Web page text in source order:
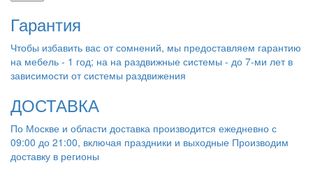
Гарантия
Чтобы избавить вас от сомнений, мы предоставляем гарантию
на мебель - 1 год; на на раздвижные системы - до 7-ми лет в
зависимости от системы раздвижения
ДОСТАВКА
По Москве и области доставка производится ежедневно с
09:00 до 21:00, включая праздники и выходные Производим
доставку в регионы